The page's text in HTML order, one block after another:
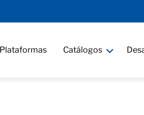
Plataformas Catálogos